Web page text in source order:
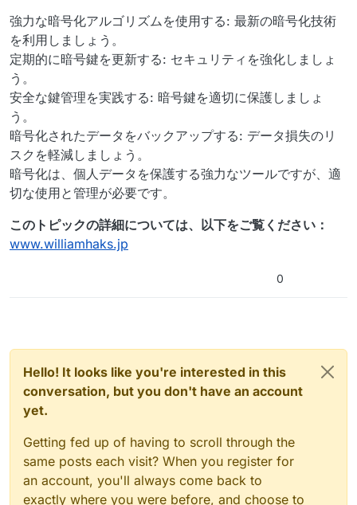
強力な暗号化アルゴリズムを使用する: 最新の暗号化技術
を利用しましょう。
定期的に暗号鍵を更新する: セキュリティを強化しましょ
う。
安全な鍵管理を実践する: 暗号鍵を適切に保護しましょ
う。
暗号化されたデータをバックアップする: データ損失のリ
スクを軽減しましょう。
暗号化は、個人データを保護する強力なツールですが、適
切な使用と管理が必要です。
このトピックの詳細については、以下をご覧ください：
www.williamhaks.jp
0
Hello! It looks like you're interested in this
conversation, but you don't have an account
yet.
Getting fed up of having to scroll through the
same posts each visit? When you register for
an account, you'll always come back to
exactly where you were before, and choose to